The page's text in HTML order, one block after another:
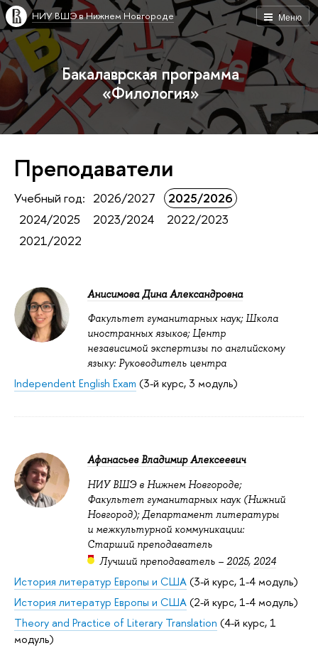
Меню
НИУ ВШЭ в Нижнем Новгороде
Бакалаврская программа
«Филология»
Преподаватели
Учебный год: 2026/2027
2025/2026
2024/2025
2023/2024
2022/2023
2021/2022
Анисимова Дина Александровна
Факультет гуманитарных наук; Школа
иностранных языков; Центр
независимой экспертизы по английскому
языку: Руководитель центра
Independent English Exam (3-й курс, 3 модуль)
Афанасьев Владимир Алексеевич
НИУ ВШЭ в Нижнем Новгороде;
Факультет гуманитарных наук (Нижний
Новгород); Департамент литературы
и межкультурной коммуникации:
Старший преподаватель
Лучший преподаватель – 2025, 2024
История литератур Европы и США(3-й курс, 1-4 модуль)
История литератур Европы и США(2-й курс, 1-4 модуль)
Theory and Practice of Literary Translation (4-й курс, 1
модуль)